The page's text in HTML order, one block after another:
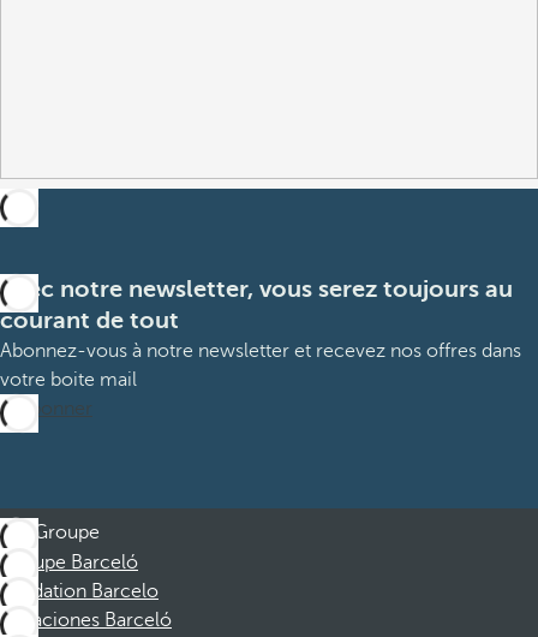
Avec notre newsletter, vous serez toujours au
courant de tout
Abonnez-vous à notre newsletter et recevez nos offres dans
votre boite mail
M’abonner
Groupe
Groupe Barceló
Fondation Barcelo
Vacaciones Barceló